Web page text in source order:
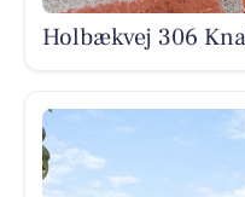
Holbækvej 306